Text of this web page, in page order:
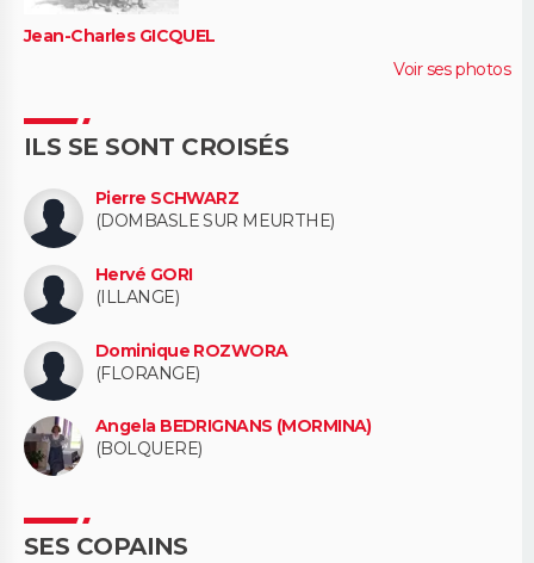
Jean-Charles GICQUEL
Voir ses photos
ILS SE SONT CROISÉS
Pierre SCHWARZ
(DOMBASLE SUR MEURTHE)
Hervé GORI
(ILLANGE)
Dominique ROZWORA
(FLORANGE)
Angela BEDRIGNANS (MORMINA)
(BOLQUERE)
SES COPAINS